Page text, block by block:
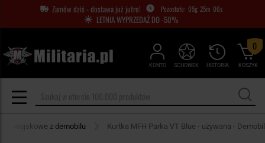
Zamów dziś - dostawa już jutro! 05g 25m 05s
LETNIA WYPRZEDAŻ DO -50%
KONTO HISTORIA
SCHOWEK KOSZYK
0
wojskowe z demobilu Kurtka MFH Parka VT Blue - używana - Demobil